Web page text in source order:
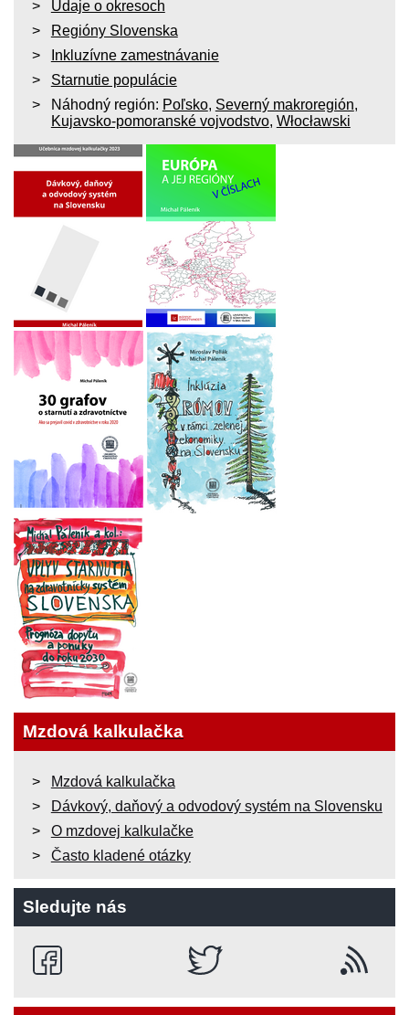
Údaje o okresoch
Regióny Slovenska
Inkluzívne zamestnávanie
Starnutie populácie
Náhodný región: Poľsko, Severný makroregión,
Kujavsko-pomoranské vojvodstvo, Włocławski
Mzdová kalkulačka
Mzdová kalkulačka
Dávkový, daňový a odvodový systém na Slovensku
O mzdovej kalkulačke
Často kladené otázky
Sledujte nás